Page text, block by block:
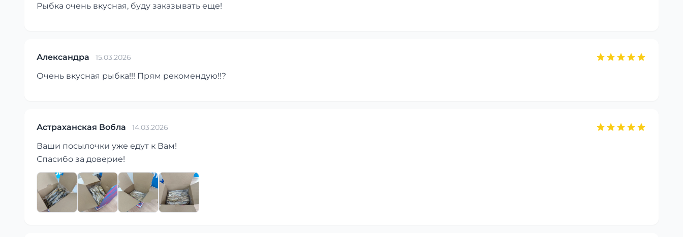
Рыбка очень вкусная, буду заказывать еще!
Александра 15.03.2026
Очень вкусная рыбка!!! Прям рекомендую!!?
Астраханская Вобла 14.03.2026
Ваши посылочки уже едут к Вам!
Спасибо за доверие!